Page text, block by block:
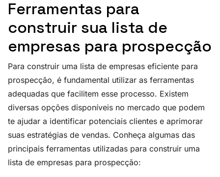
Ferramentas para
construir sua lista de
empresas para prospecção
Para construir uma lista de empresas eficiente para
prospecção, é fundamental utilizar as ferramentas
adequadas que facilitem esse processo. Existem
diversas opções disponíveis no mercado que podem
te ajudar a identificar potenciais clientes e aprimorar
suas estratégias de vendas. Conheça algumas das
principais ferramentas utilizadas para construir uma
lista de empresas para prospecção: